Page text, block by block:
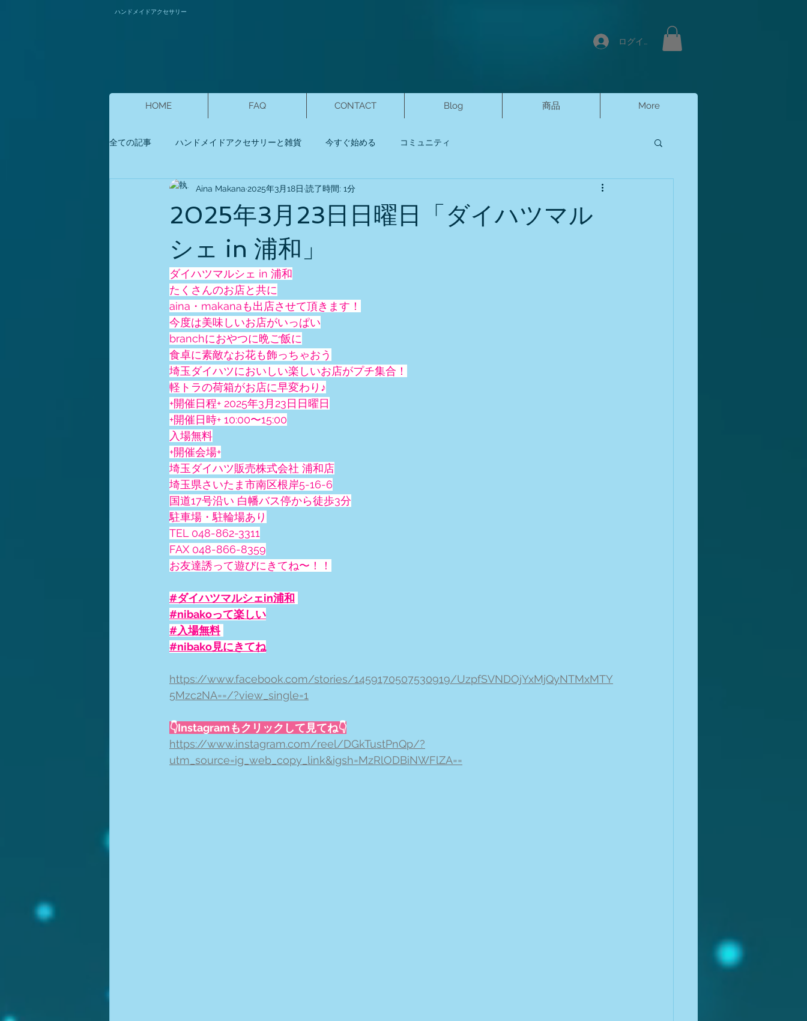
ハンドメイドアクセサリー
ログイン
HOME FAQ CONTACT Blog 商品 More
全ての記事 ハンドメイドアクセサリーと雑貨 今すぐ始める コミュニティ
2025年3月23日日曜日「ダイハツマル
シェ in 浦和」
Aina Makana 2025年3月18日 読了時間: 1分
ダイハツマルシェ in 浦和
たくさんのお店と共に
aina・makanaも出店させて頂きます！
今度は美味しいお店がいっぱい
branchにおやつに晩ご飯に
食卓に素敵なお花も飾っちゃおう
埼玉ダイハツにおいしい楽しいお店がプチ集合！
軽トラの荷箱がお店に早変わり♪
+開催日程+ 2025年3月23日日曜日
+開催日時+ 10:00〜15:00
入場無料
+開催会場+
埼玉ダイハツ販売株式会社 浦和店
埼玉県さいたま市南区根岸5-16-6
国道17号沿い 白幡バス停から徒歩3分
駐車場・駐輪場あり
TEL 048-862-3311
FAX 048-866-8359
お友達誘って遊びにきてね〜！！
#ダイハツマルシェin浦和
#nibakoって楽しい
#入場無料
#nibako見にきてね
https://www.facebook.com/stories/1459170507530919/UzpfSVNDOjYxMjQyNTMxMTY
5Mzc2NA==/?view_single=1
👇Instagramもクリックして見てね👇
https://www.instagram.com/reel/DGkTustPnQp/?
utm_source=ig_web_copy_link&igsh=MzRlODBiNWFlZA==